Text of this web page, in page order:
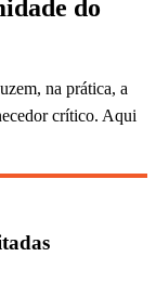
do
na prática, a
crítico. Aqui